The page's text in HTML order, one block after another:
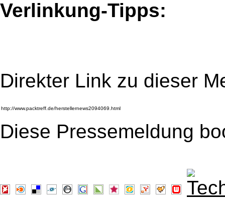
Verlinkung-Tipps:
Direkter Link zu dieser
Diese Pressemeldung